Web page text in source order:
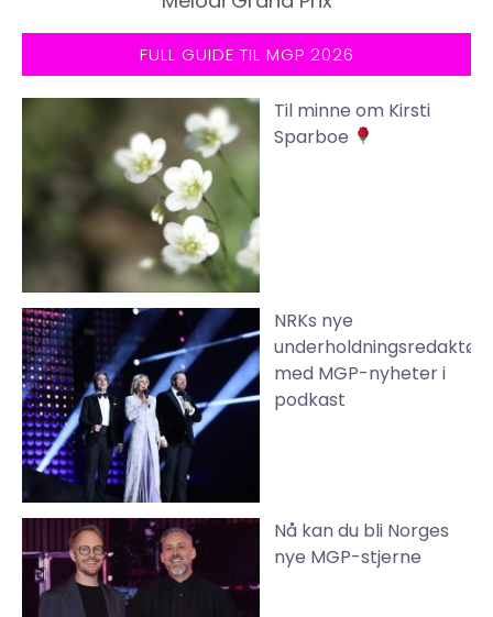
FULL GUIDE TIL MGP 2026
Til minne om Kirsti
Sparboe
NRKs nye
underholdningsredaktør
med MGP-nyheter i
podkast
Nå kan du bli Norges
nye MGP-stjerne